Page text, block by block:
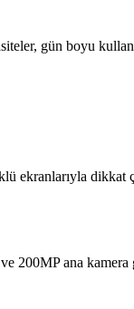
gün boyu
ekranlarıyla dikkat
200MP ana